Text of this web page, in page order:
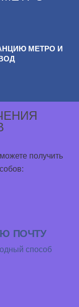
МЕТРО И
получить
ПОЧТУ
способ